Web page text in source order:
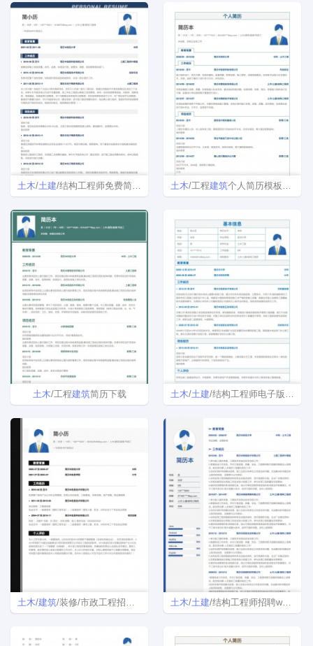
土木/土建/结构工程师免费简历模板下载 土木/工程建筑个人简历模板Word格式
土木/工程建筑简历下载 土木/土建/结构工程师电子版个人简历模板
土木/建筑/装修/市政工程招聘简历模板 土木/土建/结构工程师招聘word简历模板